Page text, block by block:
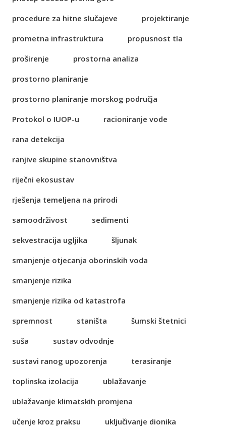
procedure za hitne slučajeve
projektiranje
prometna infrastruktura
propusnost tla
proširenje
prostorna analiza
prostorno planiranje
prostorno planiranje morskog područja
Protokol o IUOP-u
racioniranje vode
rana detekcija
ranjive skupine stanovništva
riječni ekosustav
rješenja temeljena na prirodi
samoodrživost
sedimenti
sekvestracija ugljika
šljunak
smanjenje otjecanja oborinskih voda
smanjenje rizika
smanjenje rizika od katastrofa
spremnost
staništa
šumski štetnici
suša
sustav odvodnje
sustavi ranog upozorenja
terasiranje
toplinska izolacija
ublažavanje
ublažavanje klimatskih promjena
učenje kroz praksu
uključivanje dionika